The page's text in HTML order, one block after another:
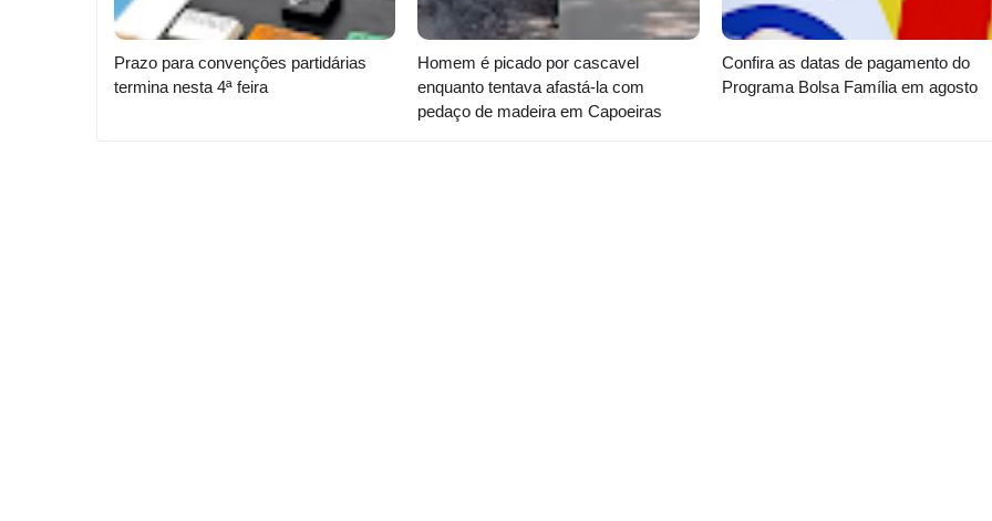
Prazo para convenções partidárias
termina nesta 4ª feira
Homem é picado por cascavel
enquanto tentava afastá-la com
pedaço de madeira em Capoeiras
Confira as datas de pagamento do
Programa Bolsa Família em agosto